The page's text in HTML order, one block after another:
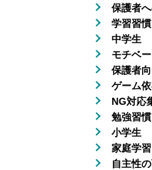
保護者
学習習慣
中学生
モチベ
保護者
ゲーム
NG対応
勉強習慣
小学生
家庭学習
自主性